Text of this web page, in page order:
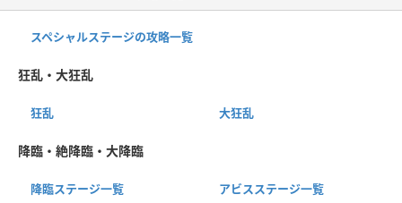
スペシャルステージの攻略一覧
狂乱・大狂乱
狂乱 大狂乱
降臨・絶降臨・大降臨
降臨ステージ一覧 アビスステージ一覧